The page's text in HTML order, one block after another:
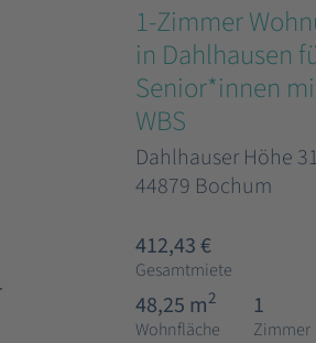
1-Zimmer
in Dahlhausen
Senior*innen
WBS
Dahlhauser Höhe
44879 Bochum
412,43 €
Gesamtmiete
48,25 m2
Wohnfläche
1
Zimmer